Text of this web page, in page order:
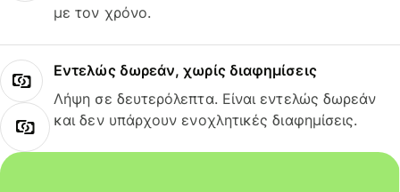
με τον χρόνο.
Εντελώς δωρεάν, χωρίς διαφημίσεις
Λήψη σε δευτερόλεπτα. Είναι εντελώς δωρεάν
και δεν υπάρχουν ενοχλητικές διαφημίσεις.